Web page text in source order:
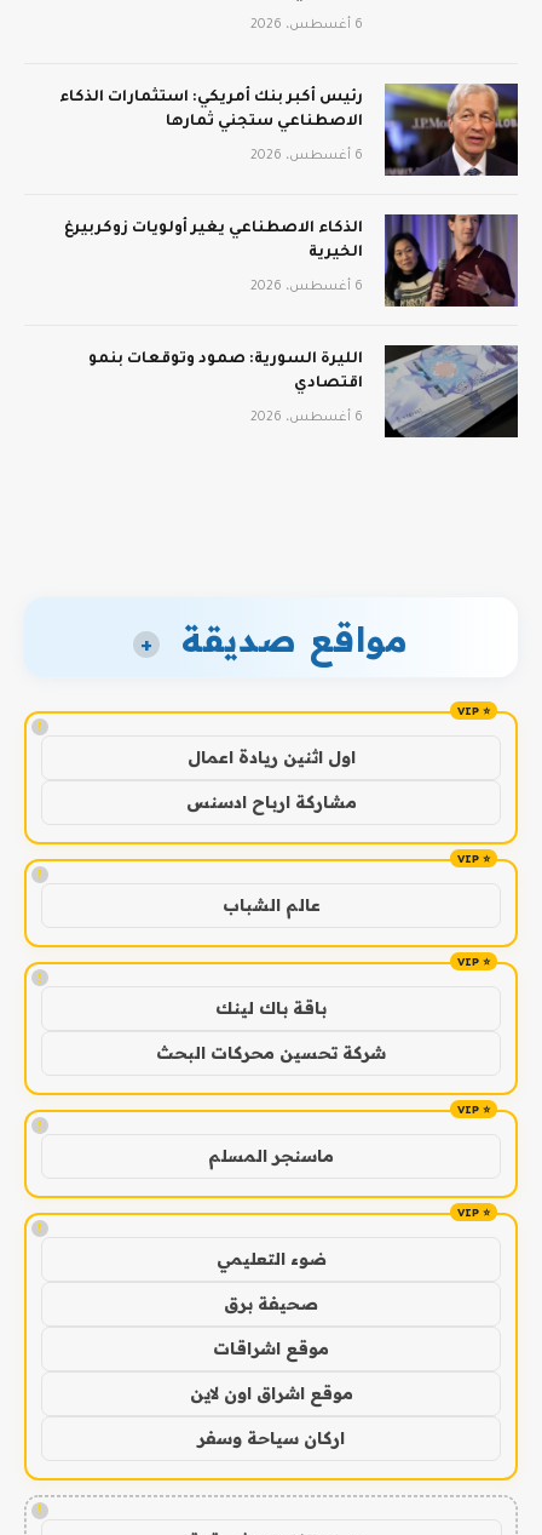
6 أغسطس، 2026
رئيس أكبر بنك أمريكي: استثمارات الذكاء
الاصطناعي ستجني ثمارها
6 أغسطس، 2026
الذكاء الاصطناعي يغير أولويات زوكربيرغ
الخيرية
6 أغسطس، 2026
الليرة السورية: صمود وتوقعات بنمو
اقتصادي
6 أغسطس، 2026
مواقع صديقة +
!
اول اثنين ريادة اعمال
مشاركة ارباح ادسنس
!
عالم الشباب
!
باقة باك لينك
شركة تحسين محركات البحث
!
ماسنجر المسلم
!
ضوء التعليمي
صحيفة برق
موقع اشراقات
موقع اشراق اون لاين
اركان سياحة وسفر
!